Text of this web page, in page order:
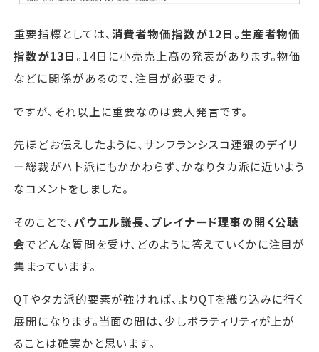
重要指標としては、 消費者物価指数が12日。生産者物価
指数が13日 。14日に小売売上高の発表があります。物価
などに関係があるので、注目が必要です。
ですが、それ以上に重要なのは要人発言です。
先ほどお伝えしたように、サンフランシスコ連銀のデイリ
ー総裁がハト派にもかかわらず、かなりタカ派に近いよう
なコメントをしました。
そのことで、 パウエル議長、ブレイナード理事の開く公聴
会でどんな質問を受け、どのように答えていくかに注目が
集まっています。
QTやタカ派的要素が強ければ、よりQTを織り込みに行く
展開になります。当面の間は、少しボラティリティが上が
ることは確実かと思います。